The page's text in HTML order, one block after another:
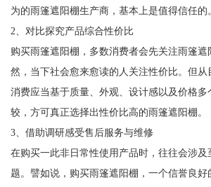
为的雨篷遮阳棚生产商，基本上是值得信任的。
2、对比探究产品综合性价比
购买雨篷遮阳棚，多数消费者会先关注雨篷遮
然，当下社会愈来愈读的人关注性价比。但从
消费应当基于质量、外观、设计感以及价格多
较，方可真正选择出性价比高的雨篷遮阳棚。
3、借助调研感受售后服务与维修
在购买一此非日常性使用产品时，往往会涉及
题。譬如说，购买雨篷遮阳棚，一个信誉良好